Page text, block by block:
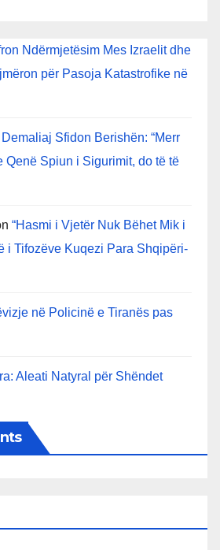
Ndërmjetësim Mes Izraelit dhe
për Pasoja Katastrofike në
Demaliaj Sfidon Berishën: “Merr
Qenë Spiun i Sigurimit, do të të
“Hasmi i Vjetër Nuk Bëhet Mik i
i Tifozëve Kuqezi Para Shqipëri-
në Policinë e Tiranës pas
Aleati Natyral për Shëndet